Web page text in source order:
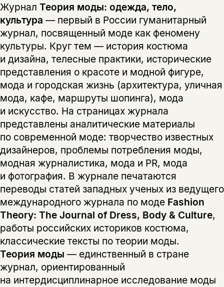
Журнал Теория моды: одежда, тело,
культура — первый в России гуманитарный
журнал, посвященный моде как феномену
культуры. Круг тем — история костюма
и дизайна, телесные практики, исторические
представления о красоте и модной фигуре,
мода и городская жизнь (архитектура, уличная
мода, кафе, маршруты шопинга), мода
и искусство. На страницах журнала
представлены аналитические материалы
по современной моде: творчество известных
дизайнеров, проблемы потребления моды,
модная журналистика, мода и PR, мода
и фотография. В журнале печатаются
переводы статей западных ученых из ведущего
международного журнала по моде Fashion
Theory: The Journal of Dress, Body & Culture,
работы российских историков костюма,
классические тексты по теории моды.
Теория моды — единственный в стране
журнал, ориентированный
на интердисциплинарное исследование моды